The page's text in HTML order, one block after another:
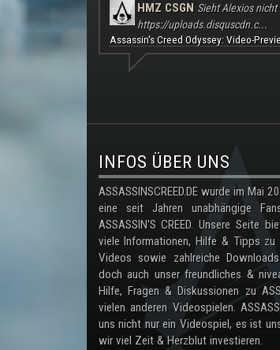
HMZ CSGN Sieht Alexios
https://uploads.disquscdn.c...
Assassin's Creed Odyssey: Video-
.
INFOS ÜBER UNS
ASSASSINSCREED.DE wurde im Mai
eine seit Jahren unabhängige
ASSASSIN'S CREED. Unsere Seite
viele Informationen, Hilfe & Tipps zu
Videos sowie zahlreiche
doch auch unser freundliches &
Hilfe, Fragen & Diskussionen zu
vielen anderen Videospielen.
uns nicht nur ein Videospiel, es ist
wir viel Zeit & Herzblut investieren.